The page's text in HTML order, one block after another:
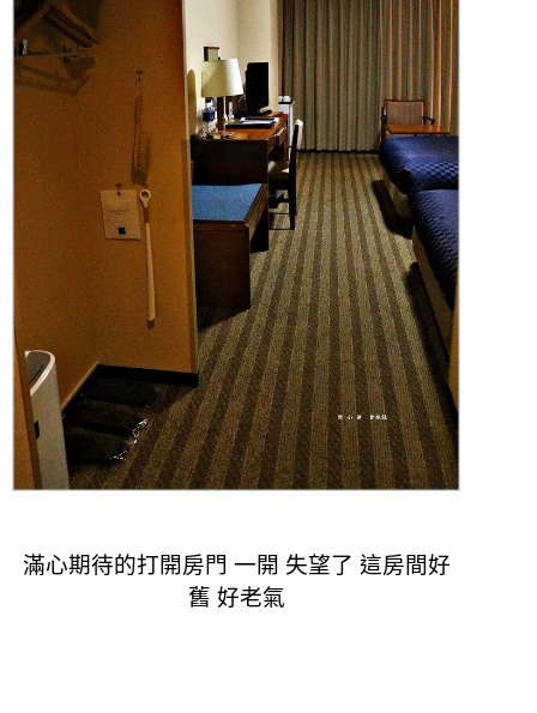
滿心期待的打開房門 一開 失望了 這房間好
舊 好老氣